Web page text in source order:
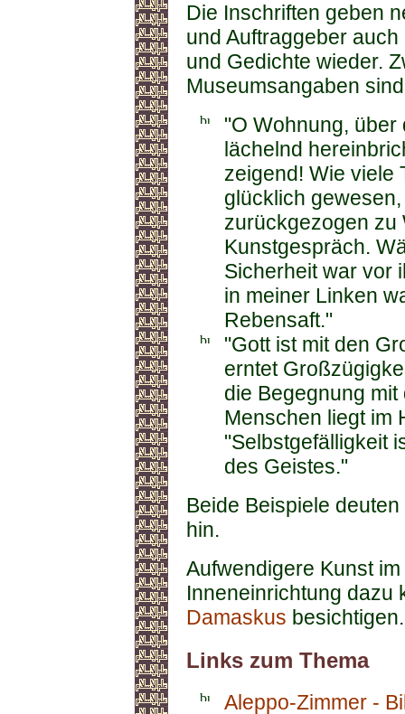
Die Inschriften geben
und Auftraggeber
und Gedichte wieder.
Museumsangaben
"O Wohnung,
lächelnd
zeigend! Wie viele
glücklich
zurückgezogen zu
Kunstgespräch.
Sicherheit war vor
in meiner Linken
Rebensaft."
"Gott ist mit den
erntet
die Begegnung
Menschen liegt im
"Selbstgefälligkeit
des Geistes."
Beide Beispiele
hin.
Aufwendigere Kunst
Inneneinrichtung dazu
Damaskus besichtigen.
Links zum Thema
Aleppo-Zimmer -